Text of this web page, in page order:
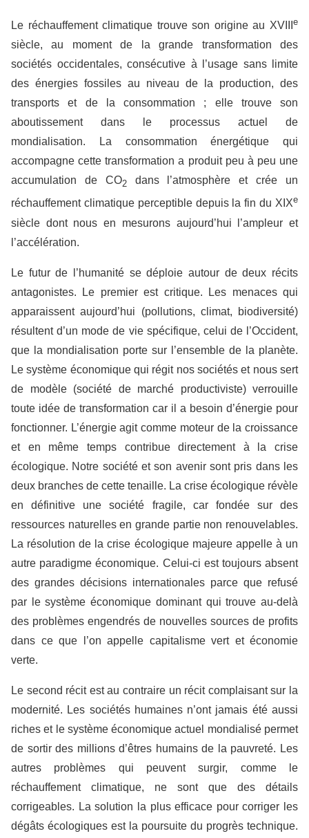
Le réchauffement climatique trouve son origine au XVIII e
siècle, au moment de la grande transformation des
sociétés occidentales, consécutive à l’usage sans limite
des énergies fossiles au niveau de la production, des
transports et de la consommation ; elle trouve son
aboutissement dans le processus actuel de
mondialisation. La consommation énergétique qui
accompagne cette transformation a produit peu à peu une
accumulation de CO2dans l’atmosphère et crée un
réchauffement climatique perceptible depuis la fin du XIXe
siècle dont nous en mesurons aujourd’hui l’ampleur et
l’accélération.
Le futur de l’humanité se déploie autour de deux récits
antagonistes. Le premier est critique. Les menaces qui
apparaissent aujourd’hui (pollutions, climat, biodiversité)
résultent d’un mode de vie spécifique, celui de l’Occident,
que la mondialisation porte sur l’ensemble de la planète.
Le système économique qui régit nos sociétés et nous sert
de modèle (société de marché productiviste) verrouille
toute idée de transformation car il a besoin d’énergie pour
fonctionner. L’énergie agit comme moteur de la croissance
et en même temps contribue directement à la crise
écologique. Notre société et son avenir sont pris dans les
deux branches de cette tenaille. La crise écologique révèle
en définitive une société fragile, car fondée sur des
ressources naturelles en grande partie non renouvelables.
La résolution de la crise écologique majeure appelle à un
autre paradigme économique. Celui-ci est toujours absent
des grandes décisions internationales parce que refusé
par le système économique dominant qui trouve au-delà
des problèmes engendrés de nouvelles sources de profits
dans ce que l’on appelle capitalisme vert et économie
verte.
Le second récit est au contraire un récit complaisant sur la
modernité. Les sociétés humaines n’ont jamais été aussi
riches et le système économique actuel mondialisé permet
de sortir des millions d’êtres humains de la pauvreté. Les
autres problèmes qui peuvent surgir, comme le
réchauffement climatique, ne sont que des détails
corrigeables. La solution la plus efficace pour corriger les
dégâts écologiques est la poursuite du progrès technique.